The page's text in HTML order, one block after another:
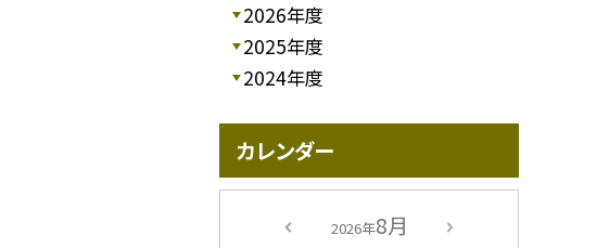
2026年度
2025年度
2024年度
カレンダー
2026年8月